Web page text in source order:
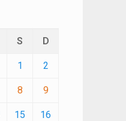
S D
1 2
8 9
15 16